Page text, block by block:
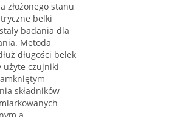
złożonego stanu
belki
badania dla
Metoda
długości belek
użyte czujniki
składników